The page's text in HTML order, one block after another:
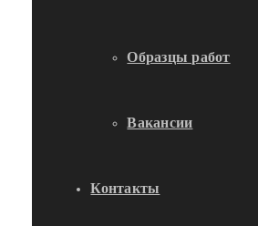
Образцы работ
Вакансии
Контакты